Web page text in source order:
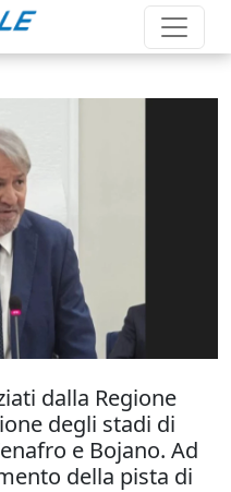
dalla Regione
degli stadi di
e Bojano. Ad
della pista di